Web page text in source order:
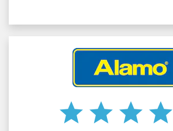
star star star star